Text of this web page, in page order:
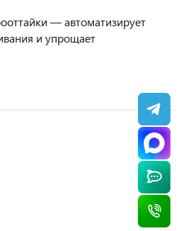
— автоматизирует
и упрощает